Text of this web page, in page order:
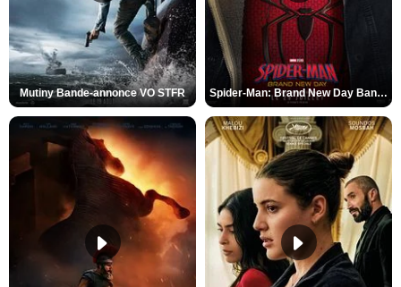
Mutiny Bande-annonce VO STFR Spider-Man: Brand New Day Bande-annonce VO STFR